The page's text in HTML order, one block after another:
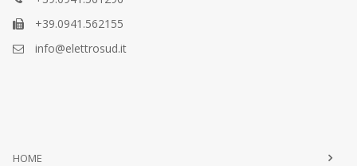
+39.0941.562155
info@elettrosud.it
HOME